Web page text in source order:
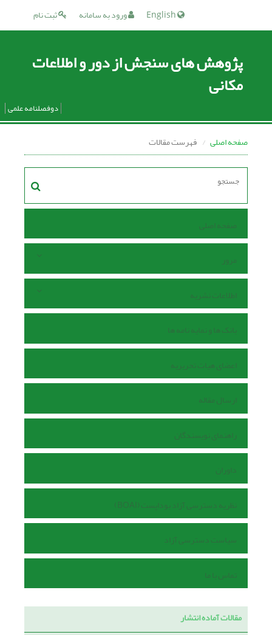
ثبت نام ورود به سامانه
پژوهش های سنجش از دور و اطلاعات
مکانی
دوفصلنامه علمی
صفحه اصلی فهرست مقالات
صفحه اصلی
مرور
اطلاعات نشریه
بانک ها و نمایه نامه ها
اعضای هیات تحریریه
ارسال مقاله
راهنمای نویسندگان
داوران
نظریه دسترسی آزاد بوداپست (BOAI)
سیاست دسترسی آزاد
تماس با ما
مقالات آماده انتشار